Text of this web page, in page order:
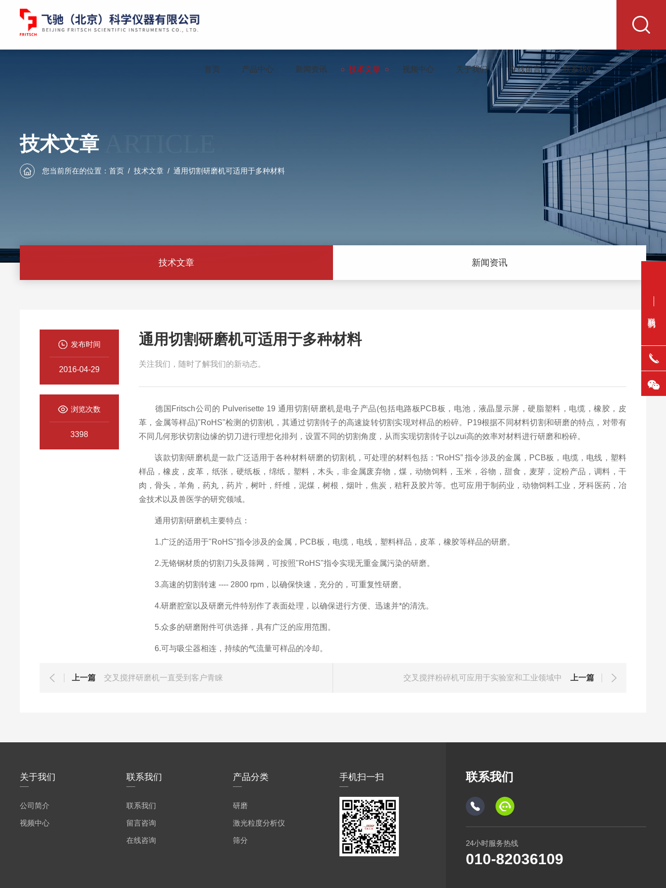
首页 产品中心 新闻资讯 技术文章 视频中心 关于我们 在线留言 联系我们
技术文章
您当前所在的位置： 首页 / 技术文章 / 通用切割研磨机可适用于多种材料
技术文章 新闻资讯
通用切割研磨机可适用于多种材料
关注我们，随时了解我们的新动态。
德国Fritsch公司的 Pulverisette 19 通用切割研磨机是电子产品(包括电路板PCB板，电池，液晶显示屏，硬脂塑料，电缆，橡胶，皮
革，金属等样品)"RoHS"检测的切割机，其通过切割转子的高速旋转切割实现对样品的粉碎。P19根据不同材料切割和研磨的特点，对带有
不同几何形状切割边缘的切刀进行理想化排列，设置不同的切割角度，从而实现切割转子以zui高的效率对材料进行研磨和粉碎。
该款切割研磨机是一款广泛适用于各种材料研磨的切割机，可处理的材料包括：“RoHS” 指令涉及的金属，PCB板，电缆，电线，塑料
样品，橡皮，皮革，纸张，硬纸板，绵纸，塑料，木头，非金属废弃物，煤，动物饲料，玉米，谷物，甜食，麦芽，淀粉产品，调料，干
肉，骨头，羊角，药丸，药片，树叶，纤维，泥煤，树根，烟叶，焦炭，秸秆及胶片等。也可应用于制药业，动物饲料工业，牙科医药，冶
金技术以及兽医学的研究领域。
通用切割研磨机主要特点：
1.广泛的适用于"RoHS"指令涉及的金属，PCB板，电缆，电线，塑料样品，皮革，橡胶等样品的研磨。
2.无铬钢材质的切割刀头及筛网，可按照"RoHS"指令实现无重金属污染的研磨。
3.高速的切割转速 ---- 2800 rpm，以确保快速，充分的，可重复性研磨。
4.研磨腔室以及研磨元件特别作了表面处理，以确保进行方便、迅速并*的清洗。
5.众多的研磨附件可供选择，具有广泛的应用范围。
6.可与吸尘器相连，持续的气流量可样品的冷却。
发布时间
2016-04-29
浏览次数
3398
上一篇 交叉搅拌研磨机一直受到客户青睐 上一篇
交叉搅拌粉碎机可应用于实验室和工业领域中
关于我们
公司简介
视频中心
联系我们
联系我们
留言咨询
在线咨询
产品分类
研磨
激光粒度分析仪
筛分
手机扫一扫 联系我们
24小时服务热线
010-82036109